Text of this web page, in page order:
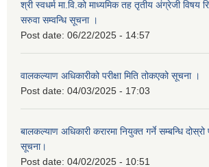
श्री स्वधर्म मा.वि.को माध्यमिक तह तृतीय अंग्रेजी विषय
सरुवा सम्वन्धि सूचना ।
Post date: 06/22/2025 - 14:57
वालकल्याण अधिकारीको परीक्षा मिति तोकएको सूचना ।
Post date: 04/03/2025 - 17:03
बालकल्याण अधिकारी करारमा नियुक्त गर्ने सम्बन्धि
सूचना।
Post date: 04/02/2025 - 10:51